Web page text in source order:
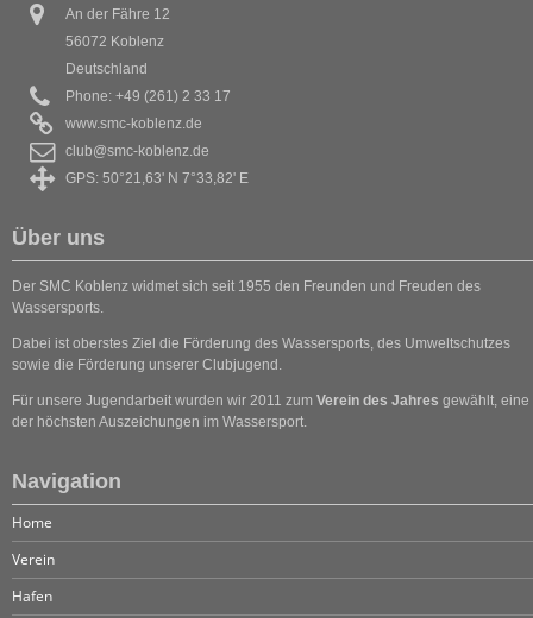
An der Fähre 12
56072 Koblenz
Deutschland
Phone: +49 (261) 2 33 17
www.smc-koblenz.de
club@smc-koblenz.de
GPS: 50°21,63' N 7°33,82' E
Über uns
Der SMC Koblenz widmet sich seit 1955 den Freunden und Freuden des
Wassersports.
Dabei ist oberstes Ziel die Förderung des Wassersports, des Umweltschutzes
sowie die Förderung unserer Clubjugend.
Für unsere Jugendarbeit wurden wir 2011 zum Verein des Jahres gewählt, eine
der höchsten Auszeichungen im Wassersport.
Navigation
Home
Verein
Hafen